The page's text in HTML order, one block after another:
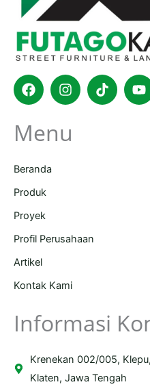
FacebookInstagram
Tiktok
Menu
Beranda
Produk
Proyek
Profil Perusahaan
Artikel
Kontak Kami
Informasi
Krenekan 002/005,
Klaten, Jawa Tengah